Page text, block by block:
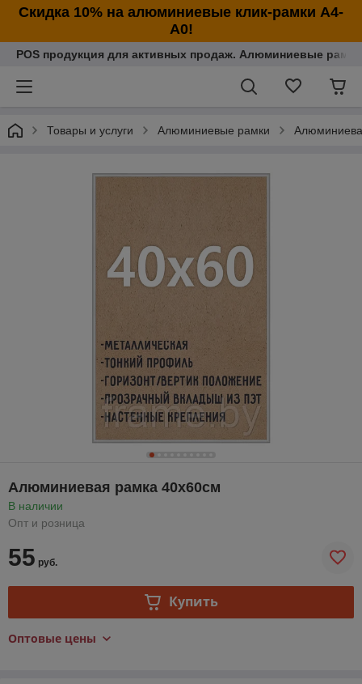
Cкидка 10% на алюминиевые клик-рамки А4-
А0!
POS продукция для активных продаж. Алюминиевые рамки
Товары и услуги Алюминиевые рамки
Алюминиевая рамка 40x60см
В наличии
Опт и розница
55 руб.
Купить
Оптовые цены